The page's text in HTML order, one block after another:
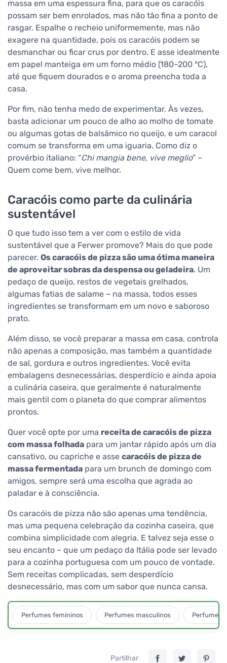
massa em uma espessura fina, para que os caracóis
possam ser bem enrolados, mas não tão fina a ponto de
rasgar. Espalhe o recheio uniformemente, mas não
exagere na quantidade, pois os caracóis podem se
desmanchar ou ficar crus por dentro. E asse idealmente
em papel manteiga em um forno médio (180–200 °C),
até que fiquem dourados e o aroma preencha toda a
casa.
Por fim, não tenha medo de experimentar. Às vezes,
basta adicionar um pouco de alho ao molho de tomate
ou algumas gotas de balsâmico no queijo, e um caracol
comum se transforma em uma iguaria. Como diz o
provérbio italiano: “Chi mangia bene, vive meglio” –
Quem come bem, vive melhor.
Caracóis como parte da culinária
sustentável
O que tudo isso tem a ver com o estilo de vida
sustentável que a Ferwer promove? Mais do que pode
parecer. Os caracóis de pizza são uma ótima maneira
de aproveitar sobras da despensa ou geladeira. Um
pedaço de queijo, restos de vegetais grelhados,
algumas fatias de salame – na massa, todos esses
ingredientes se transformam em um novo e saboroso
prato.
Além disso, se você preparar a massa em casa, controla
não apenas a composição, mas também a quantidade
de sal, gordura e outros ingredientes. Você evita
embalagens desnecessárias, desperdício e ainda apoia
a culinária caseira, que geralmente é naturalmente
mais gentil com o planeta do que comprar alimentos
prontos.
Quer você opte por uma receita de caracóis de pizza
com massa folhada para um jantar rápido após um dia
cansativo, ou capriche e asse caracóis de pizza de
massa fermentada para um brunch de domingo com
amigos, sempre será uma escolha que agrada ao
paladar e à consciência.
Os caracóis de pizza não são apenas uma tendência,
mas uma pequena celebração da cozinha caseira, que
combina simplicidade com alegria. E talvez seja esse o
seu encanto – que um pedaço da Itália pode ser levado
para a cozinha portuguesa com um pouco de vontade.
Sem receitas complicadas, sem desperdício
desnecessário, mas com um sabor que nunca cansa.
Perfumes femininos Perfumes masculinos Perfumes
Partilhar